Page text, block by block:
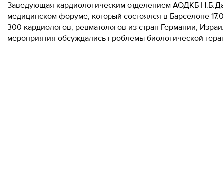
Заведующая кардиологическим отделением АОДКБ
медицинском форуме, который состоялся в Барселоне
300 кардиологов, ревматологов из стран Германии,
мероприятия обсуждались проблемы биологической